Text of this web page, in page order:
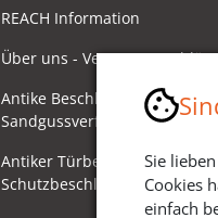
REACH Information
Über uns - Ventano
Antike Beschläge -
Sandgussverfahren
Antiker Türbeschlag als
Schutzbeschlag/
Sie
Cookies
einfach